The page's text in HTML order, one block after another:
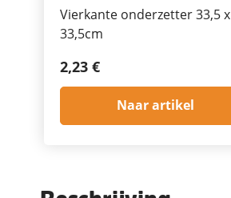
Vierkante onderzetter 33,5 x
33,5cm
2,23 €
Naar artikel